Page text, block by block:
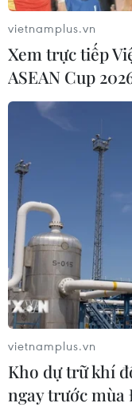
Giấu người
thông chốt
06/10/2021 06:02
Nhằm qua mặt lực
Ninh, các đối
thùng xe, phía trên
cùng rất nhiều sọt
vietnamplus.vn
Xem trực tiếp
ASEAN Cup
vietnamplus.vn
Kho dự trữ khí
ngay trước mùa